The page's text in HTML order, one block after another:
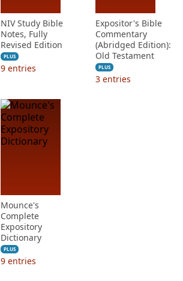
NIV Study Bible
Notes, Fully
Revised Edition
PLUS
9 entries
Expositor's Bible
Commentary
(Abridged Edition):
Old Testament
PLUS
3 entries
Mounce's
Complete
Expository
Dictionary
PLUS
9 entries